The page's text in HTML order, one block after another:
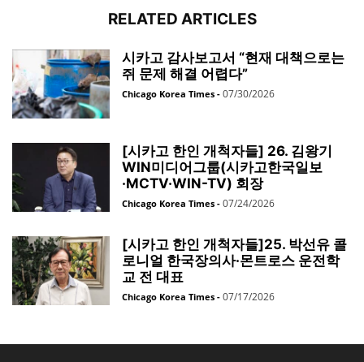
RELATED ARTICLES
시카고 감사보고서 “현재 대책으로는
쥐 문제 해결 어렵다”
Chicago Korea Times - 07/30/2026
[시카고 한인 개척자들] 26. 김왕기
WIN미디어그룹(시카고한국일보
·MCTV·WIN-TV) 회장
Chicago Korea Times - 07/24/2026
[시카고 한인 개척자들]25. 박선유 콜
로니얼 한국장의사·몬트로스 운전학
교 전 대표
Chicago Korea Times - 07/17/2026